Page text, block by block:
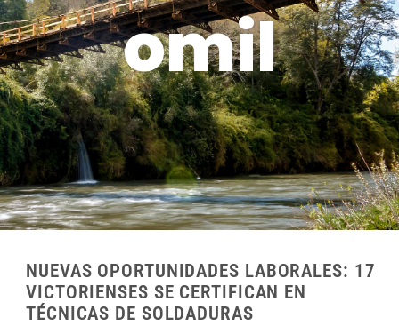
omil
NUEVAS OPORTUNIDADES LABORALES: 17
VICTORIENSES SE CERTIFICAN EN
TÉCNICAS DE SOLDADURAS